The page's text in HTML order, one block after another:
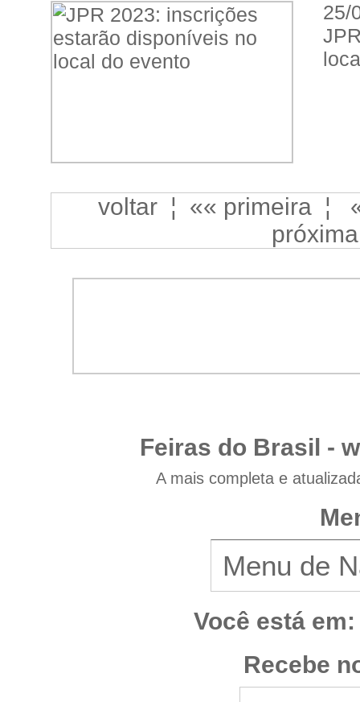
25/
voltar ¦ «« primeira ¦
Feiras do Brasil -
A mais completa e
Você está em:
Recebe